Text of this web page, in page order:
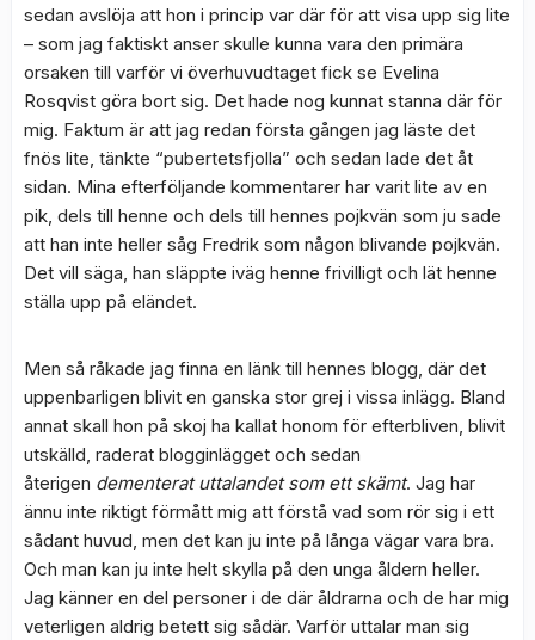
sedan avslöja att hon i princip var där för att visa upp sig lite
– som jag faktiskt anser skulle kunna vara den primära
orsaken till varför vi överhuvudtaget fick se Evelina
Rosqvist göra bort sig. Det hade nog kunnat stanna där för
mig. Faktum är att jag redan första gången jag läste det
fnös lite, tänkte “pubertetsfjolla” och sedan lade det åt
sidan. Mina efterföljande kommentarer har varit lite av en
pik, dels till henne och dels till hennes pojkvän som ju sade
att han inte heller såg Fredrik som någon blivande pojkvän.
Det vill säga, han släppte iväg henne frivilligt och lät henne
ställa upp på eländet.
Men så råkade jag finna en länk till hennes blogg, där det
uppenbarligen blivit en ganska stor grej i vissa inlägg. Bland
annat skall hon på skoj ha kallat honom för efterbliven, blivit
utskälld, raderat blogginlägget och sedan
återigen dementerat uttalandet som ett skämt. Jag har
ännu inte riktigt förmått mig att förstå vad som rör sig i ett
sådant huvud, men det kan ju inte på långa vägar vara bra.
Och man kan ju inte helt skylla på den unga åldern heller.
Jag känner en del personer i de där åldrarna och de har mig
veterligen aldrig betett sig sådär. Varför uttalar man sig